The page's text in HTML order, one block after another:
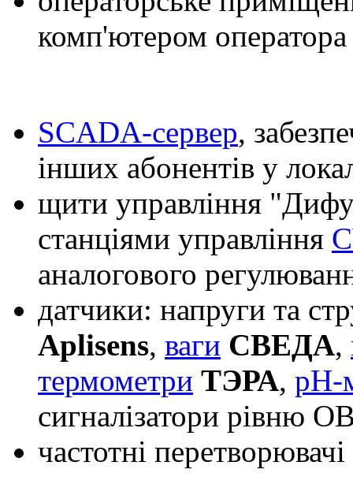
комп'ютером оператора
SCADA-сервер,
інших абонентів у
щити управління
станціями управління
аналогового
датчики: напруги та
Aplisens, ваги СВЕДА,
термометри ТЭРА, рН-
сигналізатори рівню
частотні перетворювачі